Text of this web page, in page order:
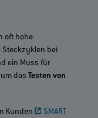
oft hohe
Steckzyklen bei
ein Muss für
um dasTesten von
Kunden
SMART